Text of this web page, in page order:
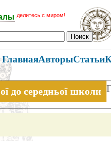
делитесь с миром!
ГлавнаяАвторыСтатьи
до середньої школи